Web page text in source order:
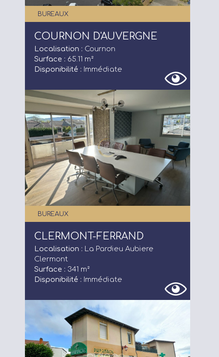
Annonces
Acheteurs/Locataires
Propriétaires/Bailleurs
Actualités
BUREAUX
COURNON D'AUVERGNE
Localisation : Cournon
Surface : 65.11 m²
Disponibilité : Immédiate
BUREAUX
CLERMONT-FERRAND
Localisation :
La Pardieu Aubiere
Clermont
Surface : 341 m²
Disponibilité : Immédiate